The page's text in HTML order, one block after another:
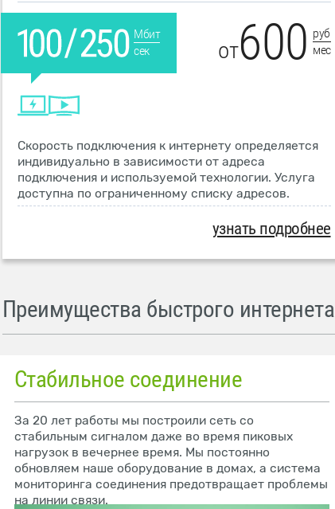
Мбит
сек
от600 руб
мес
Скорость подключения к интернету определяется
индивидуально в зависимости от адреса
подключения и используемой технологии. Услуга
доступна по ограниченному списку адресов.
узнать подробнее
Преимущества быстрого
Стабильное соединение
За 20 лет работы мы построили сеть со
стабильным сигналом даже во время пиковых
нагрузок в вечернее время. Мы постоянно
обновляем наше оборудование в домах, а система
мониторинга соединения предотвращает проблемы
на линии связи.